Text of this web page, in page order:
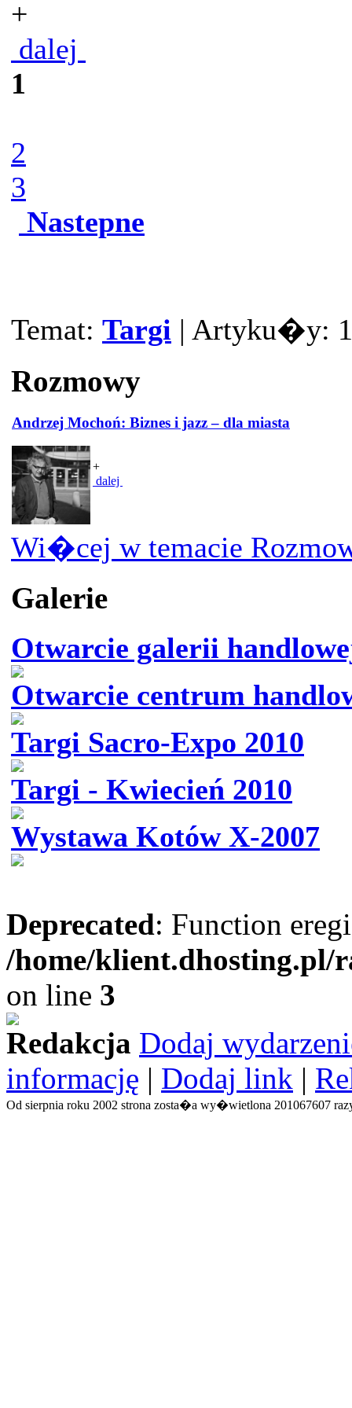
+
dalej
1
2
3
Nastepne
Temat: Targi | Artyku�y:
Rozmowy
Andrzej Mochoń: Biznes i jazz – dla miasta
+
dalej
Wi�cej w temacie
Galerie
Otwarcie galerii
Otwarcie centrum
Targi Sacro-Expo 2010
Targi - Kwiecień 2010
Wystawa Kotów X-2007
Deprecated: Function
/home/
on line 3
Redakcja Dodaj
informację | Dodaj link |
Od sierpnia roku 2002 strona zosta�a wy�wietlona 201067607